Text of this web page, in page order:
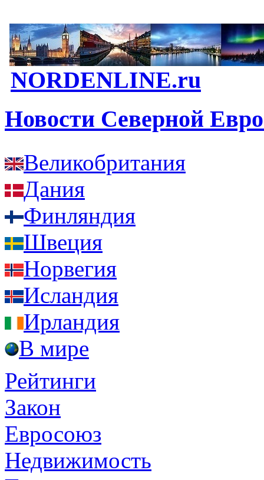
NORDENLINE.ru
Новости Северной
Великобритания
Дания
Финляндия
Швеция
Норвегия
Исландия
Ирландия
В мире
Рейтинги
Закон
Евросоюз
Недвижимость